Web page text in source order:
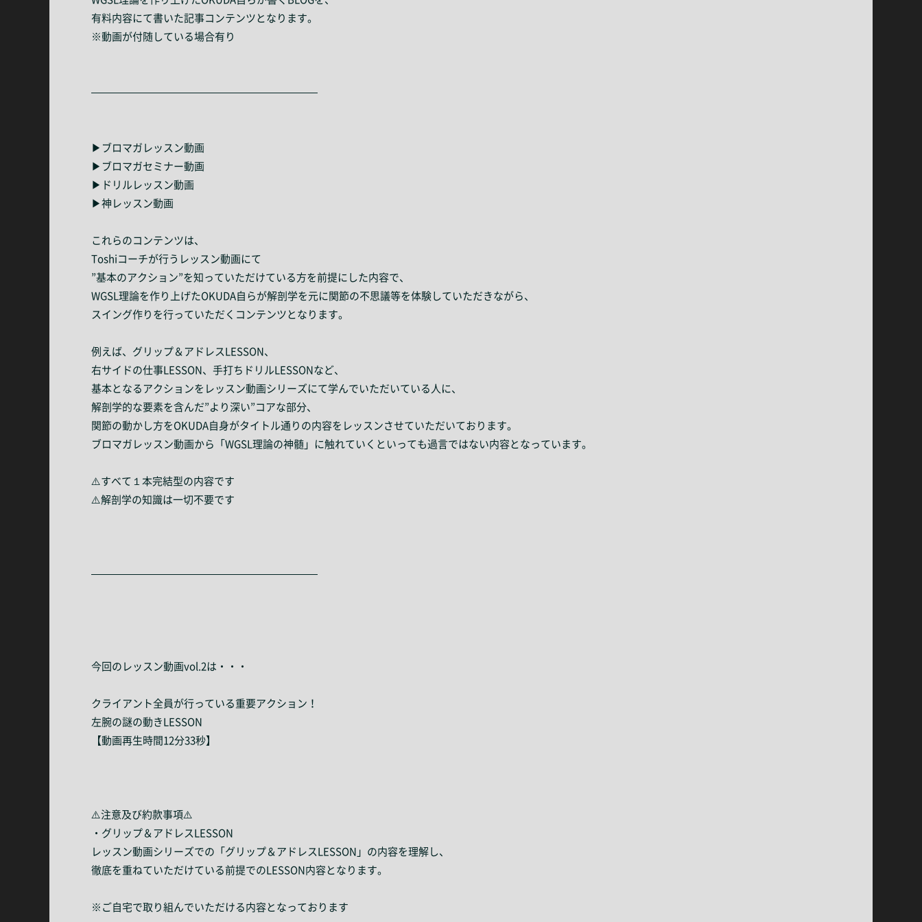
有料内容にて書いた記事コンテンツとなります。
※動画が付随している場合有り
——————————————————————
▶ブロマガレッスン動画
▶ブロマガセミナー動画
▶ドリルレッスン動画
▶神レッスン動画
これらのコンテンツは、
Toshiコーチが行うレッスン動画にて
”基本のアクション”を知っていただけている方を前提にした内容で、
WGSL理論を作り上げたOKUDA自らが解剖学を元に関節の不思議等を体験していただきながら、
スイング作りを行っていただくコンテンツとなります。
例えば、グリップ＆アドレスLESSON、
右サイドの仕事LESSON、手打ちドリルLESSONなど、
基本となるアクションをレッスン動画シリーズにて学んでいただいている人に、
解剖学的な要素を含んだ”より深い”コアな部分、
関節の動かし方をOKUDA自身がタイトル通りの内容をレッスンさせていただいております。
ブロマガレッスン動画から「WGSL理論の神髄」に触れていくといっても過言ではない内容となっています。
⚠️すべて１本完結型の内容です
⚠️解剖学の知識は一切不要です
——————————————————————
今回のレッスン動画vol.2は・・・
クライアント全員が行っている重要アクション！
左腕の謎の動きLESSON
【動画再生時間12分33秒】
⚠️注意及び約款事項⚠️
・グリップ＆アドレスLESSON
レッスン動画シリーズでの「グリップ＆アドレスLESSON」の内容を理解し、
徹底を重ねていただけている前提でのLESSON内容となります。
※ご自宅で取り組んでいただける内容となっております